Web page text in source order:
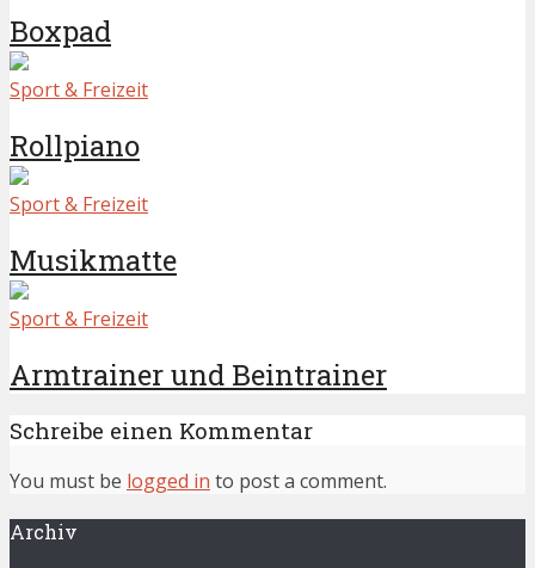
Boxpad
Sport & Freizeit
Rollpiano
Sport & Freizeit
Musikmatte
Sport & Freizeit
Armtrainer und Beintrainer
Schreibe einen Kommentar
You must be logged in to post a comment.
Archiv